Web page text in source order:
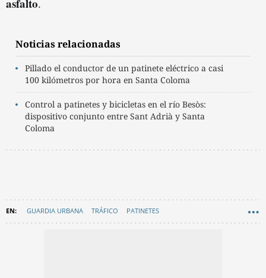
asfalto.
Noticias relacionadas
Pillado el conductor de un patinete eléctrico a casi
100 kilómetros por hora en Santa Coloma
Control a patinetes y bicicletas en el río Besòs:
dispositivo conjunto entre Sant Adrià y Santa
Coloma
GUARDIA URBANA TRÁFICO PATINETES